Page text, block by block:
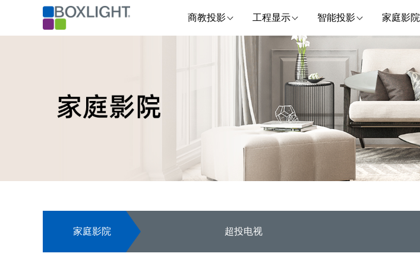
商教投影 工程显示 智能投影 家庭影院
家庭影院 超投电视